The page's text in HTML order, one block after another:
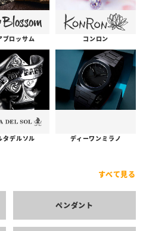
ブロッサム コンロン
タデルソル ディーワンミラノ
すべて見る
ペンダント